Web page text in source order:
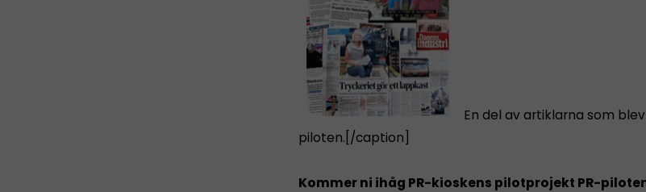
En del av artiklarna som
piloten.[/caption]
Kommer ni ihåg PR-kioskens pilotprojekt PR-